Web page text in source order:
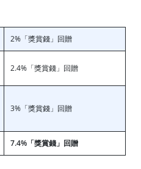
2%「獎賞錢」回贈
2.4%「獎賞錢」回贈
3%「獎賞錢」回贈
7.4%「獎賞錢」回贈